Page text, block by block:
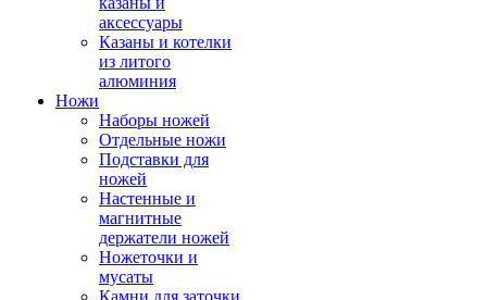
аксессуары
Казаны и котелки
из литого
алюминия
Ножи
Наборы ножей
Отдельные ножи
Подставки для
ножей
Настенные и
магнитные
держатели ножей
Ножеточки и
мусаты
Камни для заточки